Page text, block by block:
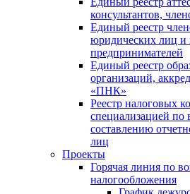
консультантов,
Единый реестр
юридических лиц и
предпринимателей
Единый реестр
организаций,
«ПНК»
Реестр налоговых
специализацией по
составлению
лиц
Проекты
Горячая линия по
налогообложения